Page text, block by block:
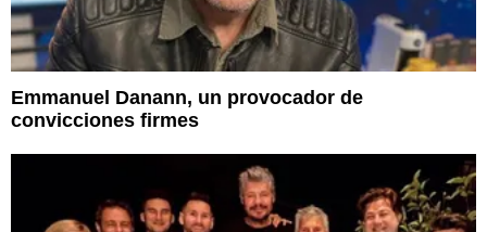
Emmanuel Danann, un provocador de
convicciones firmes